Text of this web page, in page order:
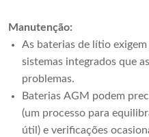
Manutenção:
As baterias de lítio
sistemas integrados que
problemas.
Baterias AGM podem
(um processo para
útil) e verificações